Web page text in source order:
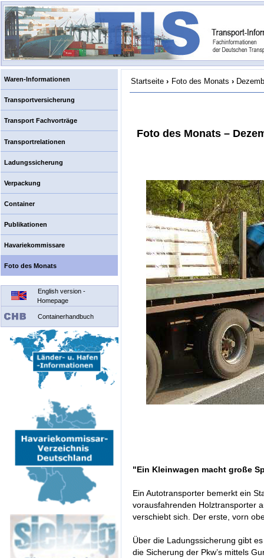
Waren-Informationen
Transportversicherung
Transport Fachvorträge
Transportrelationen
Ladungssicherung
Verpackung
Container
Publikationen
Havariekommissare
Foto des Monats
English version -
Homepage
Containerhandbuch
Startseite › Foto des Monats ›
Foto des Monats –
"Ein Kleinwagen macht große
Ein Autotransporter bemerkt ein
vorausfahrenden Holztransporter
verschiebt sich. Der erste, vorn
Über die Ladungssicherung gibt
die Sicherung der Pkw’s mittels